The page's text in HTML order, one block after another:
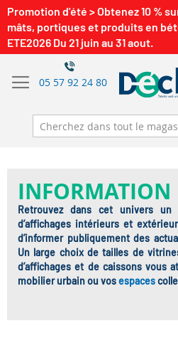
Promotion d'été > Obtenez 10 %
mâts, portiques et produits en
ETE2026 Du 21 juin au 31 aout.
05 57 92 24 80
INFORMATION
Retrouvez dans cet univers un
d’affichages intérieurs et
d’informer publiquement des
Un large choix de tailles de
d’affichages et de caissons vous
mobilier urbain ou vosespaces